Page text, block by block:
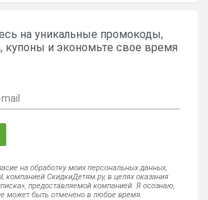
на уникальные промокоды,
купоны и экономьте свое время
на обработку моих персональных данных,
компанией СкидкиДетям.ру, в целях оказания
предоставляемой компанией. Я осознаю,
может быть отменено в любое время.